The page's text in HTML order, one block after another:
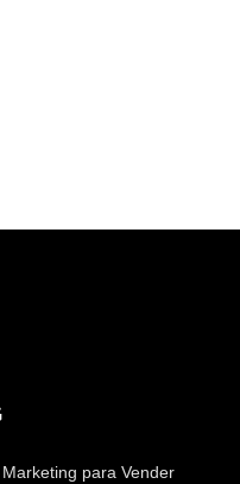
para Vender